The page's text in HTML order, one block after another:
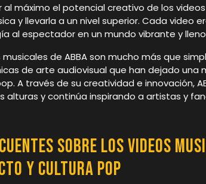
al máximo el potencial creativo de los
y llevarla a un nivel superior. Cada video
al espectador en un mundo vibrante y
musicales de ABBA son mucho más que
de arte audiovisual que han dejado una
A través de su creatividad e innovación,
alturas y continúa inspirando a artistas y
sobre los Videos
y Cultura Pop